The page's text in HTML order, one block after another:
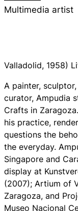
Multimedia artist
Valladolid, 1958)
A painter,
curator, Ampudia
Crafts in
his practice,
questions the
the everyday.
Singapore and
display at
(2007); Artium of
Zaragoza, and
Museo Nacional